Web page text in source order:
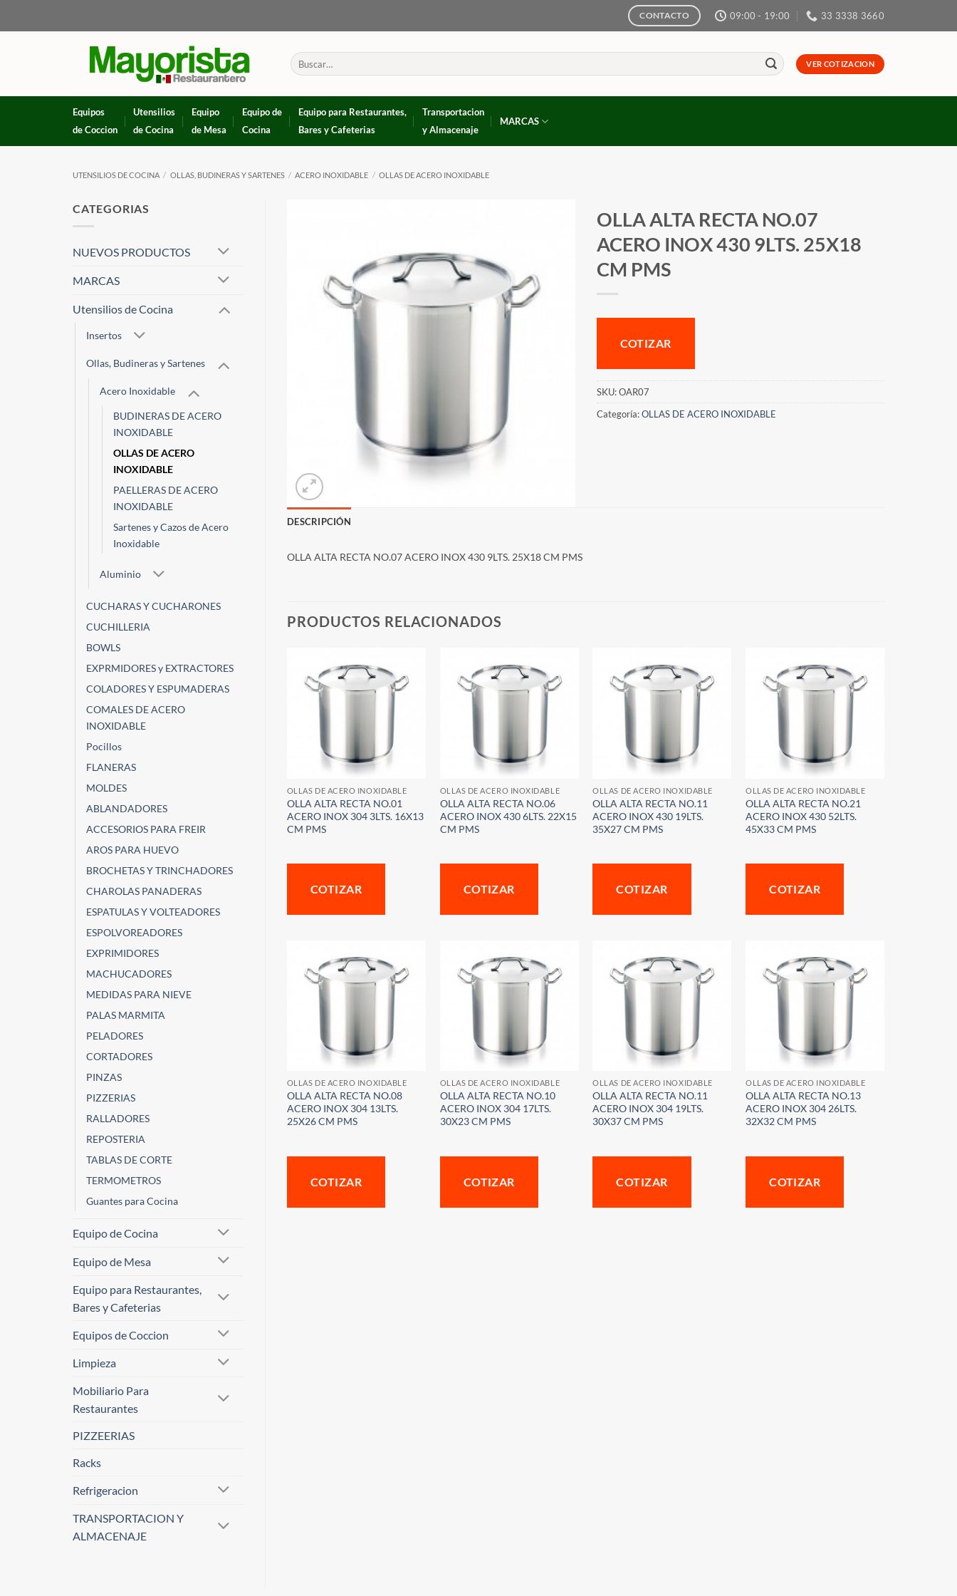
CONTACTO 09:00 - 19:00 33 3338 3660
Buscar
por:
VER COTIZACION
Equipos
de Coccion
Utensilios
de Cocina
Equipo
de Mesa
Equipo de
Cocina
Equipo para Restaurantes,
Bares y Cafeterias
Transportacion
y Almacenaje
MARCAS
UTENSILIOS DE COCINA / OLLAS, BUDINERAS Y SARTENES / ACERO INOXIDABLE / OLLAS DE ACERO INOXIDABLE
CATEGORIAS
NUEVOS PRODUCTOS
MARCAS
Utensilios de Cocina
Insertos
Ollas, Budineras y Sartenes
Acero Inoxidable
BUDINERAS DE ACERO
INOXIDABLE
OLLAS DE ACERO
INOXIDABLE
PAELLERAS DE ACERO
INOXIDABLE
Sartenes y Cazos de Acero
Inoxidable
Aluminio
CUCHARAS Y CUCHARONES
CUCHILLERIA
BOWLS
EXPRMIDORES y EXTRACTORES
COLADORES Y ESPUMADERAS
COMALES DE ACERO
INOXIDABLE
Pocillos
FLANERAS
MOLDES
ABLANDADORES
ACCESORIOS PARA FREIR
AROS PARA HUEVO
BROCHETAS Y TRINCHADORES
CHAROLAS PANADERAS
ESPATULAS Y VOLTEADORES
ESPOLVOREADORES
EXPRIMIDORES
MACHUCADORES
MEDIDAS PARA NIEVE
PALAS MARMITA
PELADORES
CORTADORES
PINZAS
PIZZERIAS
RALLADORES
REPOSTERIA
TABLAS DE CORTE
TERMOMETROS
Guantes para Cocina
Equipo de Cocina
Equipo de Mesa
Equipo para Restaurantes,
Bares y Cafeterias
Equipos de Coccion
Limpieza
Mobiliario Para
Restaurantes
PIZZEERIAS
Racks
Refrigeracion
TRANSPORTACION Y
ALMACENAJE
OLLA ALTA RECTA NO.07
ACERO INOX 430 9LTS. 25X18
CM PMS
COTIZAR
SKU:OAR07
Categoría:OLLAS DE ACERO INOXIDABLE
DESCRIPCIÓN
OLLA ALTA RECTA NO.07 ACERO INOX 430 9LTS. 25X18 CM PMS
PRODUCTOS RELACIONADOS
OLLAS DE ACERO INOXIDABLE
OLLA ALTA RECTA NO.01
ACERO INOX 304 3LTS. 16X13
CM PMS
COTIZAR
OLLAS DE ACERO INOXIDABLE
OLLA ALTA RECTA NO.06
ACERO INOX 430 6LTS. 22X15
CM PMS
COTIZAR
OLLAS DE ACERO INOXIDABLE
OLLA ALTA RECTA NO.11
ACERO INOX 430 19LTS.
35X27 CM PMS
COTIZAR
OLLAS DE ACERO INOXIDABLE
OLLA ALTA RECTA NO.21
ACERO INOX 430 52LTS.
45X33 CM PMS
COTIZAR
OLLAS DE ACERO INOXIDABLE
OLLA ALTA RECTA NO.08
ACERO INOX 304 13LTS.
25X26 CM PMS
COTIZAR
OLLAS DE ACERO INOXIDABLE
OLLA ALTA RECTA NO.10
ACERO INOX 304 17LTS.
30X23 CM PMS
COTIZAR
OLLAS DE ACERO INOXIDABLE
OLLA ALTA RECTA NO.11
ACERO INOX 304 19LTS.
30X37 CM PMS
COTIZAR
OLLAS DE ACERO INOXIDABLE
OLLA ALTA RECTA NO.13
ACERO INOX 304 26LTS.
32X32 CM PMS
COTIZAR